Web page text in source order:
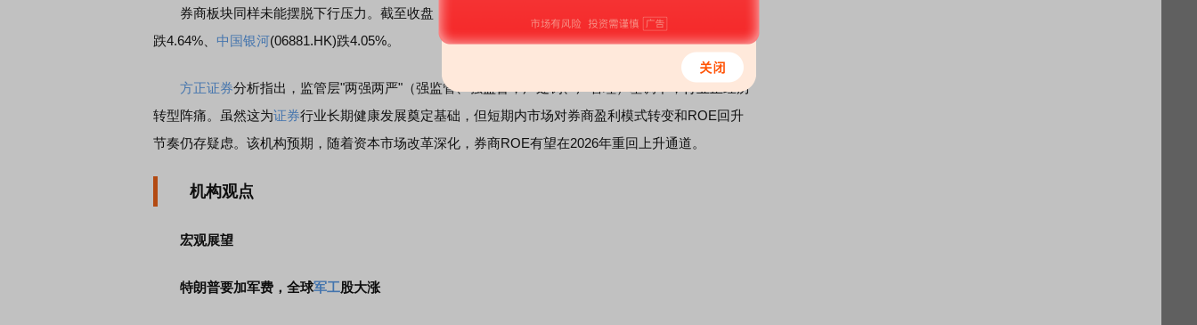
券商板块同样未能摆脱下行压力。截至收盘，
跌4.64%、 中国银河(06881.HK)跌4.05%。
方正证券分析指出，监管层"两强两严"（强监管、强监督，严处罚、严管理）基调下，行业正经历
转型阵痛。虽然这为证券行业长期健康发展奠定基础，但短期内市场对券商盈利模式转变和ROE回升
节奏仍存疑虑。该机构预期，随着资本市场改革深化，券商ROE有望在2026年重回上升通道。
机构观点
宏观展望
特朗普要加军费，全球军工股大涨